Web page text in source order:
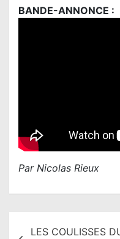
BANDE-ANNONCE :
Par Nicolas Rieux
LES COULISSES